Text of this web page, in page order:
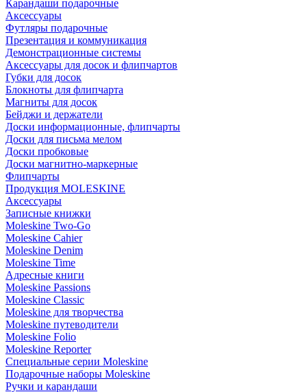
Карандаши подарочные
Аксессуары
Футляры подарочные
Презентация и коммуникация
Демонстрационные системы
Аксессуары для досок и флипчартов
Губки для досок
Блокноты для флипчарта
Магниты для досок
Бейджи и держатели
Доски информационные, флипчарты
Доски для письма мелом
Доски пробковые
Доски магнитно-маркерные
Флипчарты
Продукция MOLESKINE
Аксессуары
Записные книжки
Moleskine Two-Go
Moleskine Cahier
Moleskine Denim
Moleskine Time
Адресные книги
Moleskine Passions
Moleskine Classic
Moleskine для творчества
Moleskine путеводители
Moleskine Folio
Moleskine Reporter
Специальные серии Moleskine
Подарочные наборы Moleskine
Ручки и карандаши